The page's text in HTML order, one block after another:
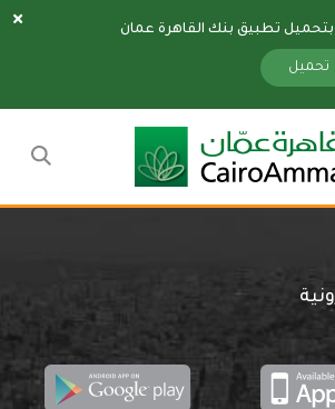
تطبيق بنك القاهرة عمان
تحميل
سارة